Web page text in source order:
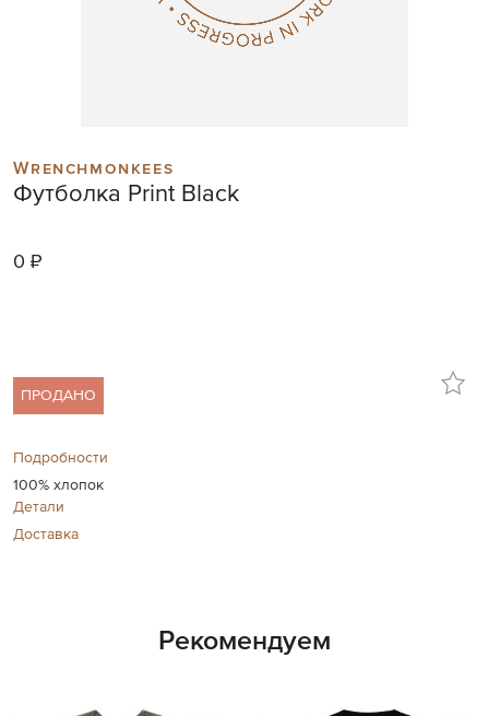
to
beginning
images
Wrenchmonkees
Футболка Print Black
0 ₽
ПРОДАНО
Подробности
100% хлопок
Детали
Доставка
Рекомендуем